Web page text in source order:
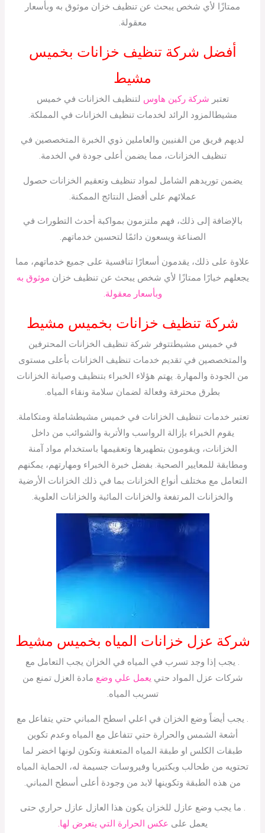
ممتازًا لأي شخص يبحث عن تنظيف خزان موثوق به وبأسعار
معقولة.
أفضل شركة تنظيف خزانات بخميس
مشيط
تعتبر شركة ركين هاوس لتنظيف الخزانات في خميس
مشيطالمزود الرائد لخدمات تنظيف الخزانات في المملكة.
لديهم فريق من الفنيين والعاملين ذوي الخبرة المتخصصين في
تنظيف الخزانات، مما يضمن أعلى جودة في الخدمة.
يضمن توريدهم الشامل لمواد تنظيف وتعقيم الخزانات حصول
عملائهم على أفضل النتائج الممكنة.
بالإضافة إلى ذلك، فهم ملتزمون بمواكبة أحدث التطورات في
الصناعة ويسعون دائمًا لتحسين خدماتهم.
علاوة على ذلك، يقدمون أسعارًا تنافسية على جميع خدماتهم، مما
يجعلهم خيارًا ممتازًا لأي شخص يبحث عن تنظيف خزان موثوق به
وبأسعار معقولة.
شركة تنظيف خزانات بخميس مشيط
في خميس مشيطتتوفر شركة تنظيف الخزانات المحترفين
والمتخصصين في تقديم خدمات تنظيف الخزانات بأعلى مستوى
من الجودة والمهارة. يهتم هؤلاء الخبراء بتنظيف وصيانة الخزانات
بطرق محترفة وفعالة لضمان سلامة ونقاء المياه.
تعتبر خدمات تنظيف الخزانات في خميس مشيطشاملة ومتكاملة.
يقوم الخبراء بإزالة الرواسب والأتربة والشوائب من داخل
الخزانات، ويقومون بتطهيرها وتعقيمها باستخدام مواد آمنة
ومطابقة للمعايير الصحية. بفضل خبرة الخبراء ومهارتهم، يمكنهم
التعامل مع مختلف أنواع الخزانات بما في ذلك الخزانات الأرضية
والخزانات المرتفعة والخزانات المائية والخزانات العلوية.
شركة عزل خزانات المياه بخميس مشيط
. يجب إذا وجد تسرب في المياه في الخزان يجب التعامل مع
شركات عزل المواد حتي يعمل علي وضع مادة العزل تمنع من
تسريب المياه.
. يجب أيضاً وضع الخزان في اعلي اسطح المباني حتي يتفاعل مع
أشعة الشمس والحرارة حتي تتفاعل مع المياه وعدم تكوين
طبقات الكلس او طبقة المياه المتعفنة وتكون لونها اخضر لما
تحتويه من طحالب وبكتيريا وفيروسات جسيمة له، الحماية المياه
من هذه الطبقة وتكوينها لابد من وجودة أعلى أسطح المباني.
. ما يجب وضع عازل للخزان يكون هذا العازل عازل حراري حتى
يعمل على عكس الحرارة التي يتعرض لها.